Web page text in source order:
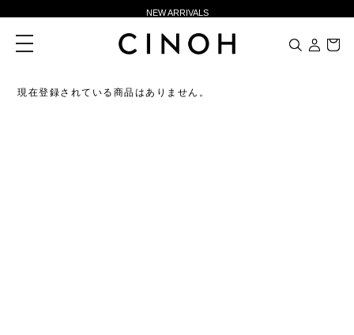
NEW ARRIVALS
新規会員登録500ポイントプレゼント
夏季休業に伴う一部業務休業のお知らせ
toggle
navigation
現在登録されている商品はありません。